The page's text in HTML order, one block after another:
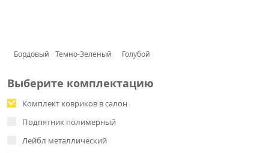
Бордовый Темно-Зеленый Голубой
Выберите комплектацию
Комплект ковриков в салон
Подпятник полимерный
Лейбл металлический